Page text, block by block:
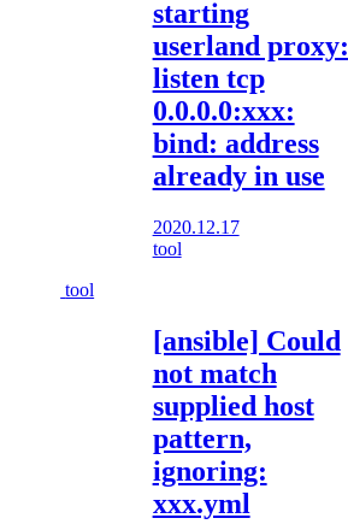
starting
userland proxy:
listen tcp
0.0.0.0:xxx:
bind: address
already in use
2020.12.17
tool
tool
[ansible] Could
not match
supplied host
pattern,
ignoring:
xxx.yml